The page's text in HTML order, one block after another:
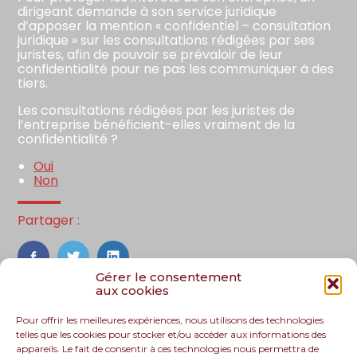
Gérer le consentement
aux cookies
Pour offrir les meilleures expériences, nous utilisons des technologies
telles que les cookies pour stocker et/ou accéder aux informations des
appareils. Le fait de consentir à ces technologies nous permettra de
dirigeant demande à son service juridique
d’apposer la mention « confidentiel – consultation
juridique » sur les consultations rédigées par ses
juristes, afin de pouvoir se prévaloir de leur
confidentialité pour ne pas les communiquer à des
tiers.
Les consultations rédigées par les juristes de
l’entreprise bénéficient-elles vraiment de la
confidentialité ?
Oui
Non
Partager :
FaceBook
TwitterLinkedIn